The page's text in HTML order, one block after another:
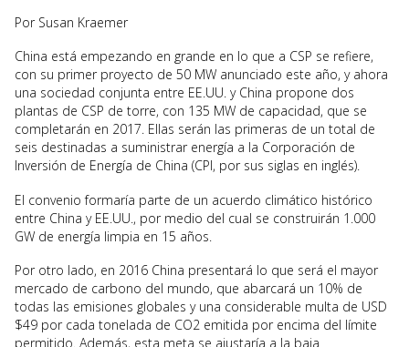
Por Susan Kraemer
China está empezando en grande en lo que a CSP se refiere,
con su primer proyecto de 50 MW anunciado este año, y ahora
una sociedad conjunta entre EE.UU. y China propone dos
plantas de CSP de torre, con 135 MW de capacidad, que se
completarán en 2017. Ellas serán las primeras de un total de
seis destinadas a suministrar energía a la Corporación de
Inversión de Energía de China (CPI, por sus siglas en inglés).
El convenio formaría parte de un acuerdo climático histórico
entre China y EE.UU., por medio del cual se construirán 1.000
GW de energía limpia en 15 años.
Por otro lado, en 2016 China presentará lo que será el mayor
mercado de carbono del mundo, que abarcará un 10% de
todas las emisiones globales y una considerable multa de USD
$49 por cada tonelada de CO2 emitida por encima del límite
permitido. Además, esta meta se ajustaría a la baja